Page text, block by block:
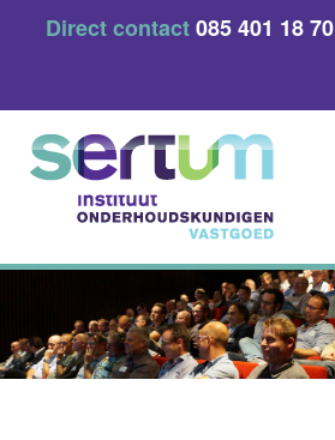
Direct contact085 401 18 70